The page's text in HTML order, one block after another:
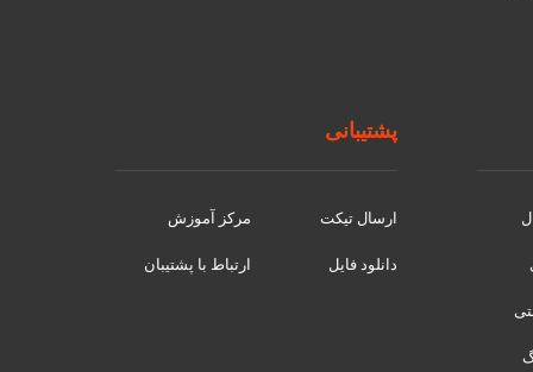
پشتیبانی
ارسال تیکت مرکز آموزش
دانلود فایل ارتباط با پشتیبان